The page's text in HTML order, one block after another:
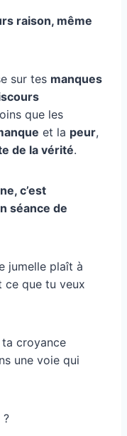
raison, même
sur tes manques
que les
et la peur,
de la vérité.
c’est
séance de
jumelle plaît à
ce que tu veux
ta croyance
une voie qui
?